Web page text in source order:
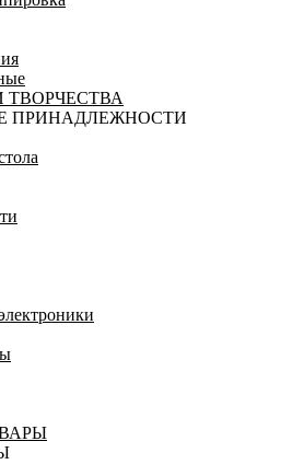
ТВОРЧЕСТВА
ПРИНАДЛЕЖНОСТИ